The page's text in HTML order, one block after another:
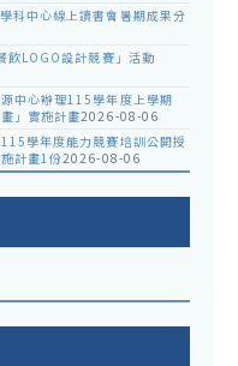
科中心線上讀書會暑期成果分
飲LOGO設計競賽」活動
中心辦理115學年度上學期
」實施計畫2026-08-06
學年度能力競賽培訓公開授
計畫1份2026-08-06